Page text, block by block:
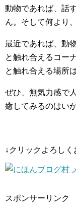
動物であれば、話
ん。そして何より
最近であれば、動
と触れ合えるコー
と触れ合える場所
ぜひ、無気力感で
癒してみるのはい
↓クリックよろしく
スポンサーリンク